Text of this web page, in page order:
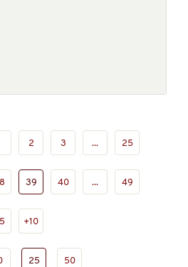
2 3 ... 25
39 40 ... 49
+10
25 50